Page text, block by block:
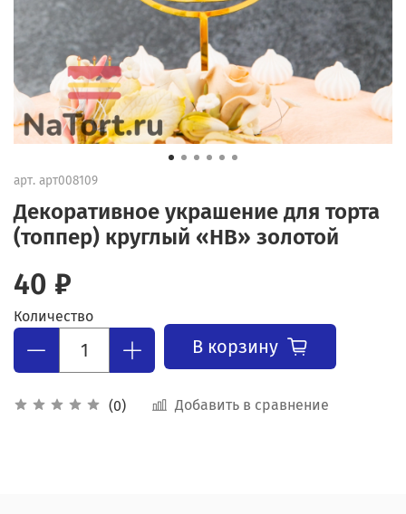
арт. арт008109
Декоративное украшение для торта
(топпер) круглый «HB» золотой
(0) Добавить в сравнение
40 ₽
Количество
В корзину